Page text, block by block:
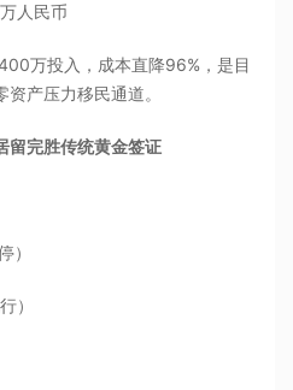
人民币
万投入，成本直降96%，是目
产压力移民通道。
留完胜传统黄金签证
）
）